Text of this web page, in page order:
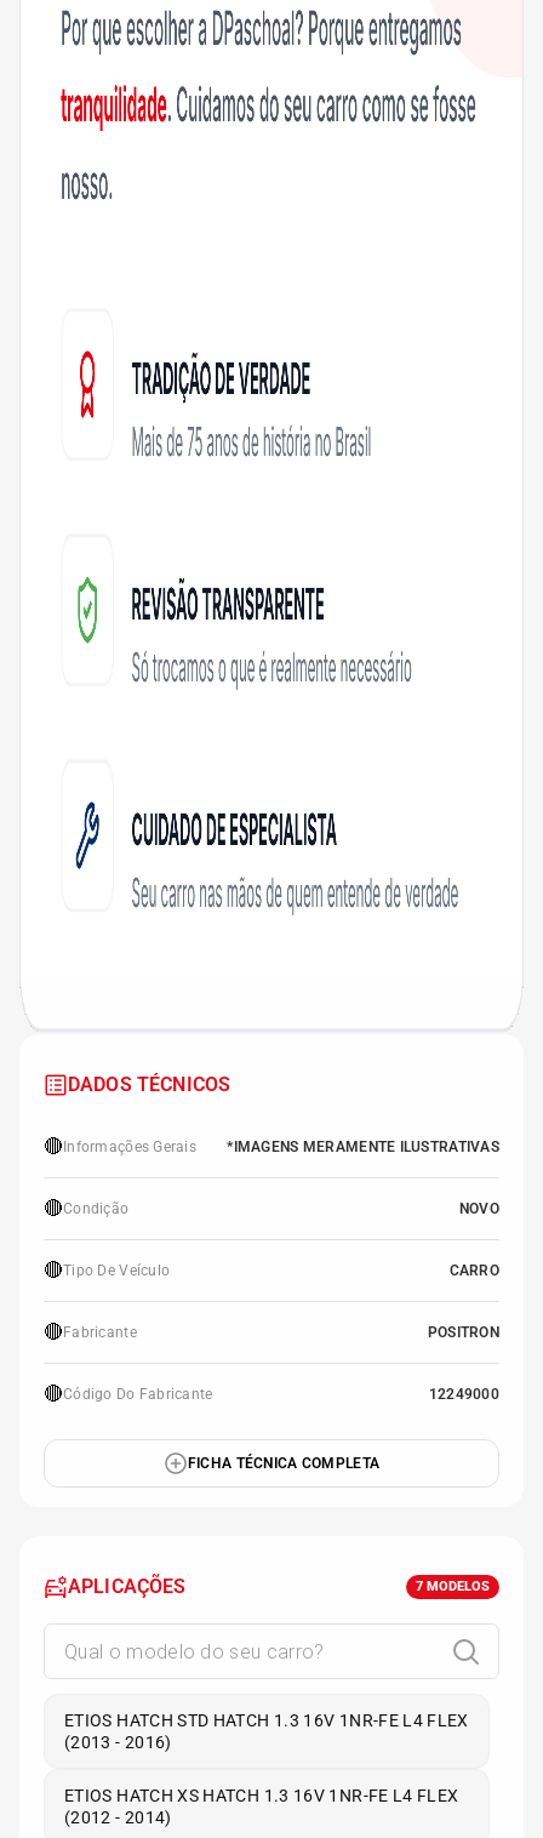
DADOS TÉCNICOS
🔴 Informações Gerais *IMAGENS MERAMENTE ILUSTRATIVAS
🔴Condição NOVO
🔴Tipo De Veículo CARRO
🔴 Fabricante POSITRON
🔴Código Do Fabricante 12249000
FICHA TÉCNICA COMPLETA
APLICAÇÕES 7 MODELOS
ETIOS HATCH STD HATCH 1.3 16V 1NR-FE L4 FLEX
(2013 - 2016)
ETIOS HATCH XS HATCH 1.3 16V 1NR-FE L4 FLEX
(2012 - 2014)